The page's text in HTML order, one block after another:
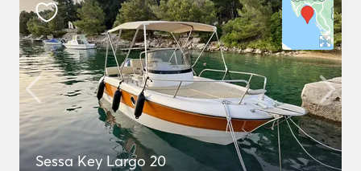
Sessa Key Largo 20